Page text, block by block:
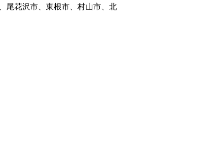
尾花沢市、東根市、村山市、北